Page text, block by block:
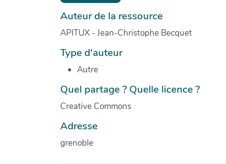
Auteur de la ressource
APITUX - Jean-Christophe Becquet
Type d'auteur
Autre
Quel partage ? Quelle licence ?
Creative Commons
Adresse
grenoble